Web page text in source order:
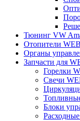
Тюнинг VW
Отопители
Органы
Запчасти для
Горелки
Свечи
Блоки